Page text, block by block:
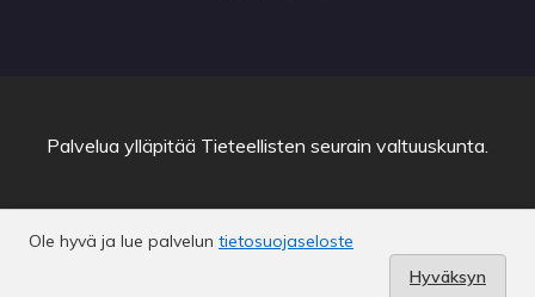
Ole hyvä ja lue palvelun tietosuojaseloste
Hyväksyn
Palvelua ylläpitää Tieteellisten seurain valtuuskunta.